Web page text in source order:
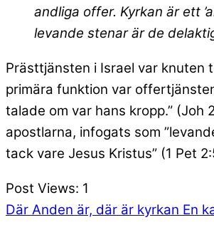
andliga offer. Kyrkan är ett
levande stenar är de
Prästtjänsten i Israel var knuten
primära funktion var
talade om var hans kropp.”
apostlarna, infogats som
tack vare Jesus Kristus” (1 Pet
Post Views: 1
Där Anden är, där är kyrkan En